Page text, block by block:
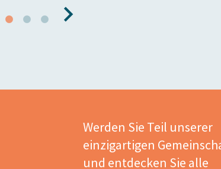
Werden Sie Teil unserer
einzigartigen
und entdecken Sie alle